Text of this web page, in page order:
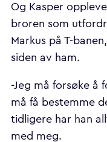
Og Kasper
broren som
Markus på T-
siden av ham.
-Jeg må forsøke å
må få bestemme
tidligere har han
med meg.